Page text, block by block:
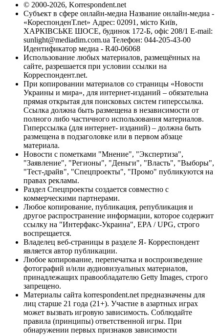
© 2000-2026, Korrespondent.net
Субъект в сфере онлайн-медиа Название онлайн-медиа -
«КореспонденТ.net» Адрес: 02091, місто Київ,
ХАРКІВСЬКЕ ШОСЕ, будинок 172-Б, офіс 208/1 E-mail:
sunlight@mediadim.com.ua Телефон: 044-205-43-00
Идентификатор медиа - R40-06068
Использование любых материалов, размещённых на
сайте, разрешается при условии ссылки на
Корреспондент.net.
При копировании материалов со страницы «Новости
Украины и мира», для интернет-изданий – обязательна
прямая открытая для поисковых систем гиперссылка.
Ссылка должна быть размещена в независимости от
полного либо частичного использования материалов.
Гиперссылка (для интернет- изданий) – должна быть
размещена в подзаголовке или в первом абзаце
материала.
Новости с пометками "Мнение", "Экспертиза",
"Заявление", "Регионы", "Деньги", "Власть", "Выборы",
"Тест-драйв", "Спецпроекты", "Промо" публикуются на
правах рекламы.
Раздел Спецпроекты создается совместно с
коммерческими партнерами.
Любое копирование, публикация, републикация и
другое распространение информации, которое содержит
ссылку на "Интерфакс-Украина", EPA / UPG, строго
воспрещается.
Владелец веб-страницы в разделе Я- Корреспондент
является автор публикации.
Любое копирование, перепечатка и воспроизведение
фотографий и/или аудиовизуальных материалов,
принадлежащих правообладателю Getty Images, строго
запрещено.
Материалы сайта korrespondent.net предназначены для
лиц старше 21 года (21+). Участие в азартных играх
может вызвать игровую зависимость. Соблюдайте
правила (принципы) ответственной игры. При
обнаружении первых признаков зависимости